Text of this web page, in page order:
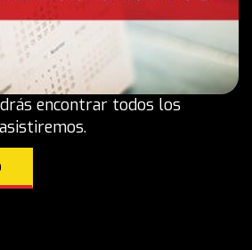
encontrar todos los